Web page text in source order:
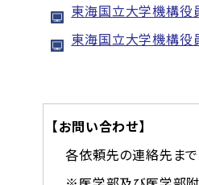
東海国立大学機構役
東海国立大学機構役
【お問い合わせ】
各依頼先の連絡先まで